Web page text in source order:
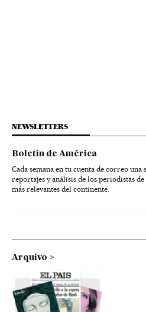
NEWSLETTERS
Boletín de América
Cada semana en tu cuenta de correo una
reportajes y análisis de los periodistas
más relevantes del continente.
Arquivo